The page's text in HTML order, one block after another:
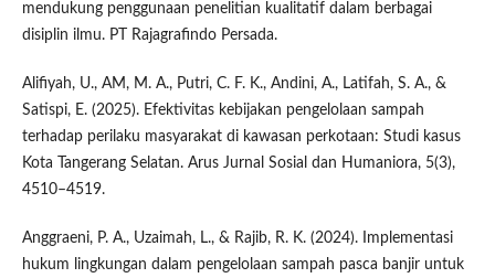
mendukung penggunaan penelitian kualitatif dalam berbagai
disiplin ilmu. PT Rajagrafindo Persada.
Alifiyah, U., AM, M. A., Putri, C. F. K., Andini, A., Latifah, S. A., &
Satispi, E. (2025). Efektivitas kebijakan pengelolaan sampah
terhadap perilaku masyarakat di kawasan perkotaan: Studi kasus
Kota Tangerang Selatan. Arus Jurnal Sosial dan Humaniora, 5(3),
4510–4519.
Anggraeni, P. A., Uzaimah, L., & Rajib, R. K. (2024). Implementasi
hukum lingkungan dalam pengelolaan sampah pasca banjir untuk